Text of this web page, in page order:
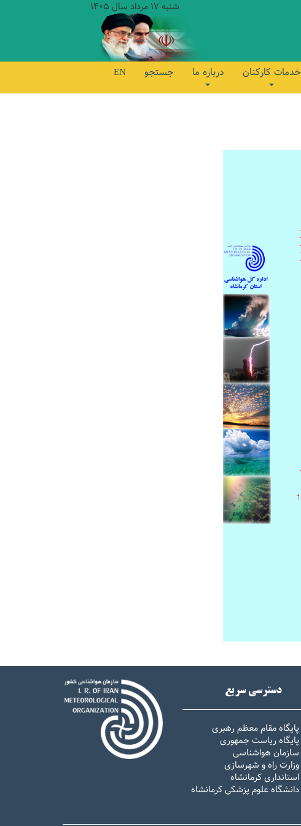
شنبه 17 مرداد سال 1405
خدمات کارکنان درباره ما جستجو EN
دسترسی سریع
پایگاه مقام معظم رهبری
پایگاه ریاست جمهوری
سازمان هواشناسی
وزارت راه و شهرسازی
استانداری کرمانشاه
دانشگاه علوم پزشکی کرمانشاه